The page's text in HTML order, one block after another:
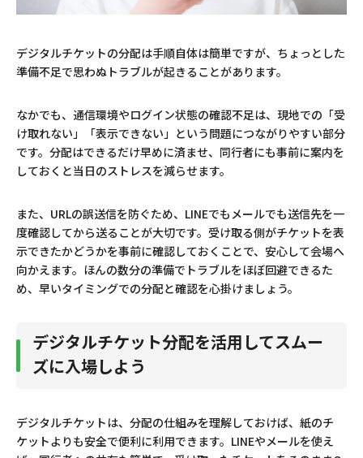
デジタルチケットの分配は手順自体は簡単ですが、ちょっとした
準備不足で思わぬトラブルが起きることがあります。
なかでも、通信環境やログイン状態の確認不足は、現地での「受
け取れない」「表示できない」という問題につながりやすい部分
です。分配はできるだけ早めに済ませ、同行者にも事前に案内を
しておくと当日のストレスを減らせます。
また、URLの誤送信を防ぐため、LINEでもメールでも送信先を一
度確認してから送ることが大切です。受け取る側がチケットを表
示できたかどうかを事前に確認しておくことで、安心して会場へ
向かえます。ほんの数分の準備でトラブルをほぼ回避できるた
め、早いタイミングでの分配と確認を心掛けましょう。
デジタルチケット分配を活用してスムー
ズに入場しよう
デジタルチケットは、分配の仕組みを理解しておけば、紙のチ
ケットよりも安全で便利に利用できます。LINEやメールを使え